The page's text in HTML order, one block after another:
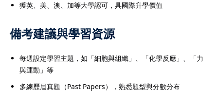
獲英、美、澳、加等大學認可，具國際升學價值
備考建議與學習資源
每週設定學習主題，如「細胞與組織」、「化學反應」、「力
與運動」等
多練歷屆真題（Past Papers），熟悉題型與分數分布